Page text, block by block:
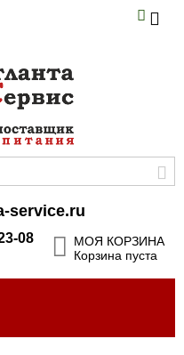
service.ru
08
МОЯ КОРЗИНА
Корзина пуста